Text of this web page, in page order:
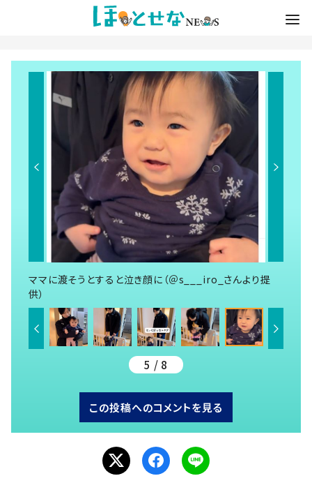
ママに渡そうとすると泣き顔に（＠s___iro_さんより提
供）
5 / 8
この投稿へのコメントを見る